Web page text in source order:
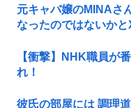
元キャバ嬢のMINAさ
なったのではないか
【衝撃】NHK職員が
れ！
彼氏の部屋には 調理